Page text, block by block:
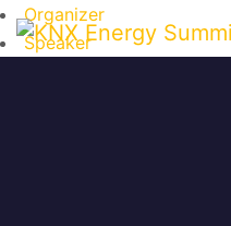
Organizer
Speaker